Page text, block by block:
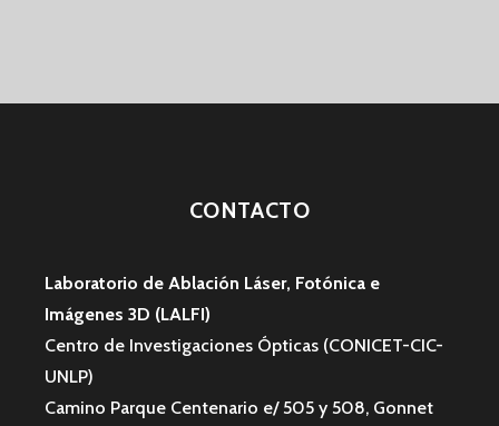
CONTACTO
Laboratorio de Ablación Láser, Fotónica e
Imágenes 3D (LALFI)
Centro de Investigaciones Ópticas (CONICET-CIC-
UNLP)
Camino Parque Centenario e/ 505 y 508, Gonnet